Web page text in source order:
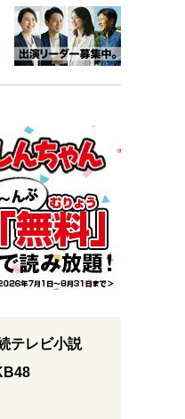
テレビ小説